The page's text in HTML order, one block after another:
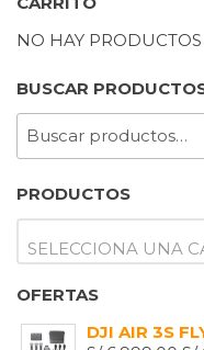
NO HAY
BUSCAR
PRODUCTOS
SELECCIONA UNA
OFERTAS
DJI AIR 3S